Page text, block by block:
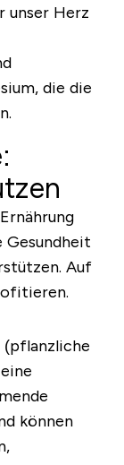
unser Herz
die die
Gesundheit
Auf
können